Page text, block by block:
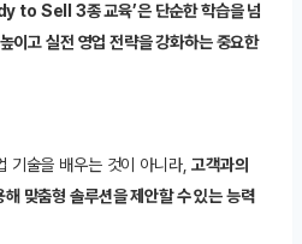
Sell 3종 교육’은 단순한 학습을 넘
고 실전 영업 전략을 강화하는 중요한
기술을 배우는 것이 아니라,고객과의
맞춤형 솔루션을 제안할 수 있는 능력